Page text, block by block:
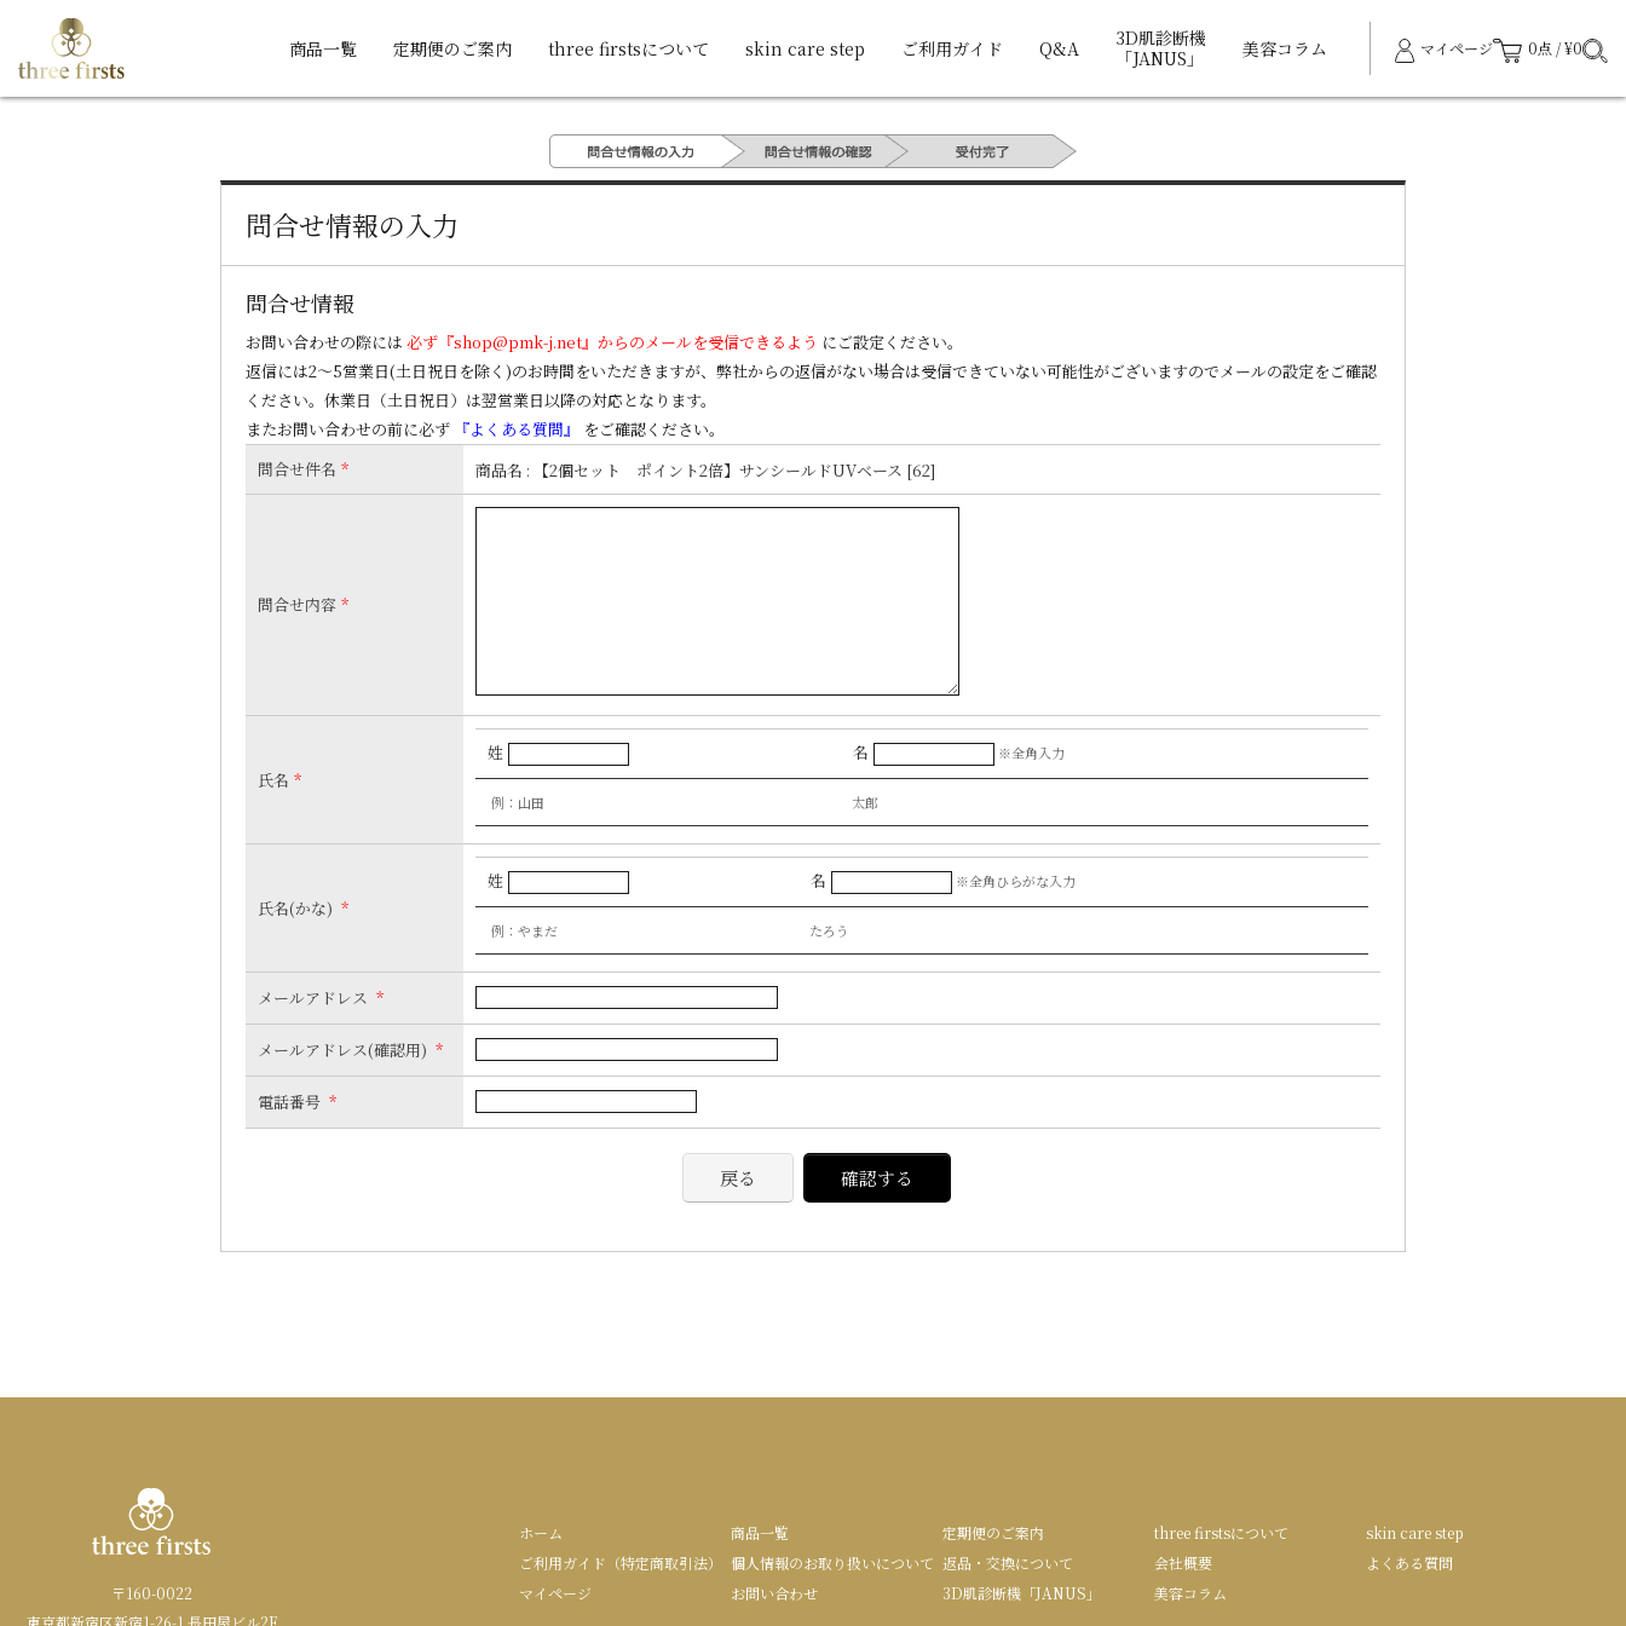
商品一覧 定期便のご案内 three firstsについて skin care step ご利用ガイド Q&A
3D肌診断機
「JANUS」
美容コラム マイページ 0点 / ¥0
問合せ情報の入力
問合せ情報
お問い合わせの際には 必ず『shop@pmk-j.net』からのメールを受信できるよう にご設定ください。
返信には2～5営業日(土日祝日を除く)のお時間をいただきますが、弊社からの返信がない場合は受信できていない可能性がございますのでメールの設定をご確認
ください。休業日（土日祝日）は翌営業日以降の対応となります。
またお問い合わせの前に必ず 『よくある質問』
をご確認ください。
問合せ件名 * 商品名 : 【2個セット ポイント2倍】サンシールドUVベース [62]
問合せ内容 *
氏名 *
姓 名 ※全角入力
例：山田 太郎
氏名(かな) *
姓 名 ※全角ひらがな入力
例：やまだ たろう
メールアドレス *
メールアドレス(確認用) *
電話番号 *
戻る 確認する
〒160-0022
東京都新宿区新宿1-26-1 長田屋ビル2F
ホーム 商品一覧 定期便のご案内 three firstsについて
skin care step
ご利用ガイド（特定商取引法）
個人情報のお取り扱いについて 返品・交換について 会社概要
よくある質問
マイページ
お問い合わせ 3D肌診断機「JANUS」 美容コラム